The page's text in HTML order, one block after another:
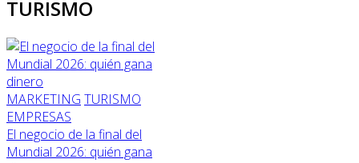
TURISMO
MARKETING TURISMO
EMPRESAS
El negocio de la final del
Mundial 2026: quién gana